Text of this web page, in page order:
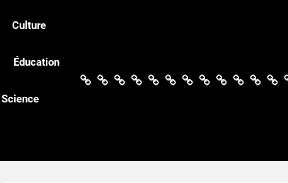
Culture
Éducation
Science
Actualités
Politique
Économie
CultureSociété
SportSantéCinémaÉducation
Football